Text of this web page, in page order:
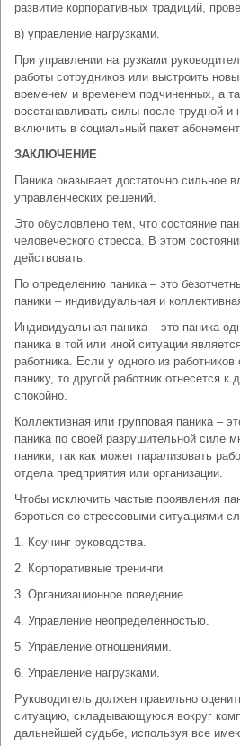
развитие корпоративных традиций,
в) управление нагрузками.
При управлении нагрузками
работы сотрудников или выстроить
временем и временем подчиненных, а
восстанавливать силы после трудной
включить в социальный пакет
ЗАКЛЮЧЕНИЕ
Паника оказывает достаточно сильное
управленческих решений.
Это обусловлено тем, что состояние
человеческого стресса. В этом
действовать.
По определению паника – это
паники – индивидуальная и
Индивидуальная паника – это паника
паника в той или иной ситуации
работника. Если у одного из
панику, то другой работник отнесется к
спокойно.
Коллективная или групповая паника –
паника по своей разрушительной силе
паники, так как может парализовать
отдела предприятия или организации.
Чтобы исключить частые проявления
бороться со стрессовыми ситуациями
1. Коучинг руководства.
2. Корпоративные тренинги.
3. Организационное поведение.
4. Управление неопределенностью.
5. Управление отношениями.
6. Управление нагрузками.
Руководитель должен правильно
ситуацию, складывающуюся вокруг
дальнейшей судьбе, используя все